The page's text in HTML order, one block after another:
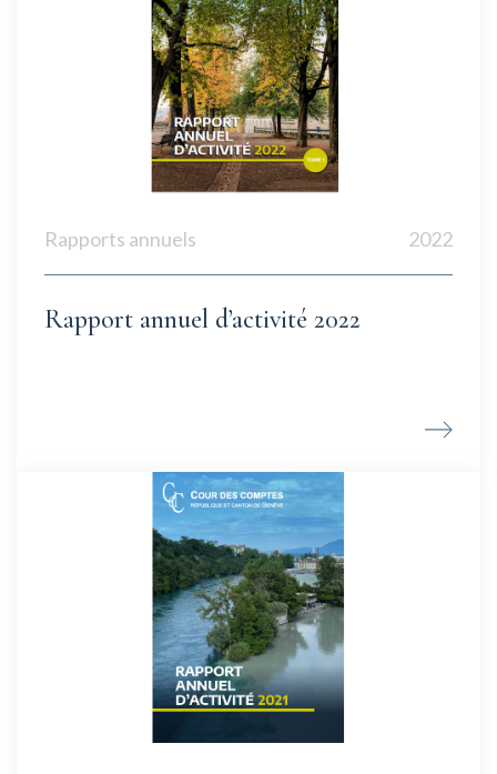
Rapports annuels 2022
Rapport annuel d’activité 2022